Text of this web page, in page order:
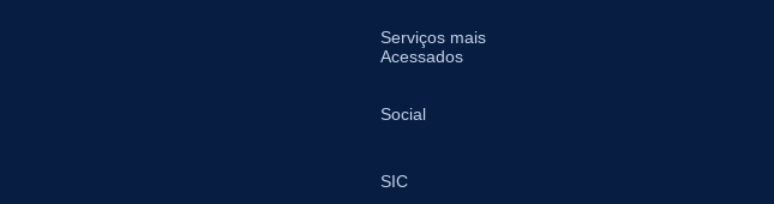
Serviços mais
Acessados
Social
SIC